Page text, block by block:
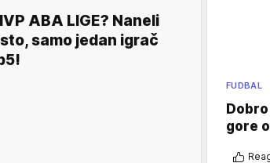
ABA LIGE? Naneli
samo jedan igrač
FUDBAL
gore